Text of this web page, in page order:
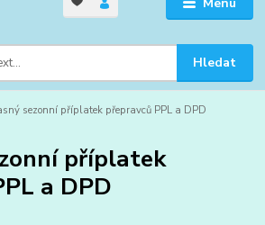
Hledat
sezonní příplatek přepravců PPL a DPD
příplatek
a DPD